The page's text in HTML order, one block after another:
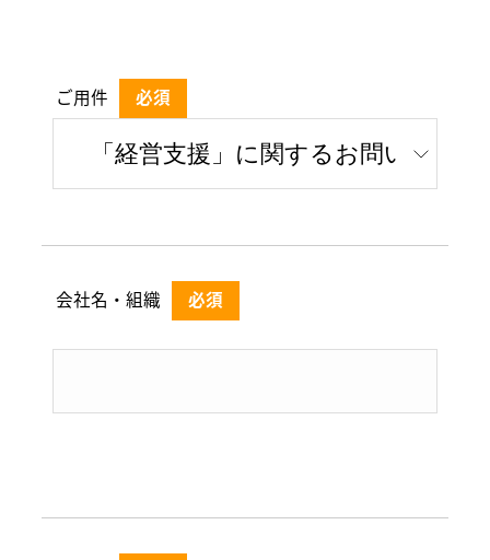
ご用件 必須
会社名・組織 必須